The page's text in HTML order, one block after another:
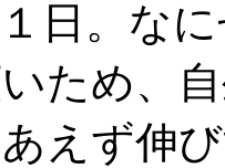
日。な
ため、
えず伸